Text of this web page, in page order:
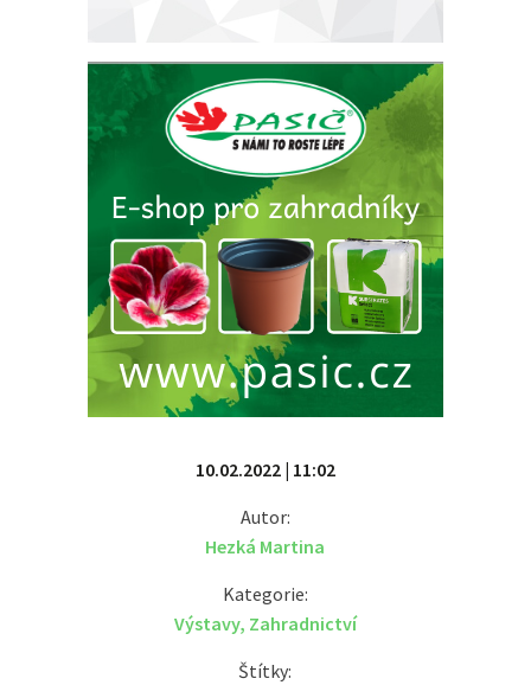
10.02.2022 | 11:02
Autor:
Hezká Martina
Kategorie:
Výstavy, Zahradnictví
Štítky: